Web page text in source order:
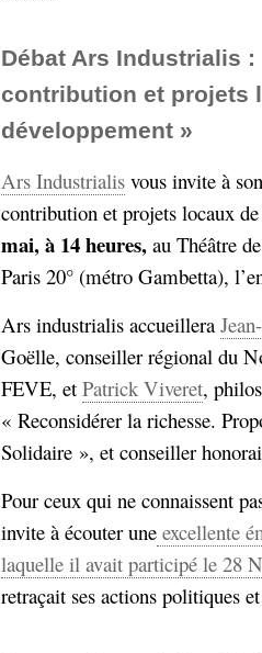
Débat Ars Industrialis
contribution et projets
développement »
Ars Industrialis vous invite à
contribution et projets locaux
mai, à 14 heures, au Théâtre
Paris 20° (métro Gambetta),
Ars industrialis accueillera
Goëlle, conseiller régional du
FEVE, et Patrick Viveret,
« Reconsidérer la richesse.
Solidaire », et conseiller
Pour ceux qui ne connaissent
invite à écouter une excellente
laquelle il avait participé le 28
retraçait ses actions politiques